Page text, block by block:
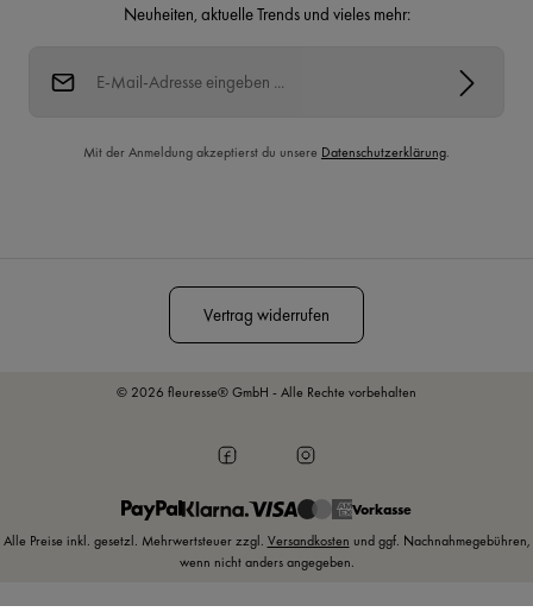
Neuheiten, aktuelle Trends und vieles mehr:
Mit der Anmeldung akzeptierst du unsere Datenschutzerklärung.
Vertrag widerrufen
© 2026 fleuresse® GmbH - Alle Rechte vorbehalten
Vorkasse
Alle Preise inkl. gesetzl. Mehrwertsteuer zzgl. Versandkosten und ggf. Nachnahmegebühren,
wenn nicht anders angegeben.